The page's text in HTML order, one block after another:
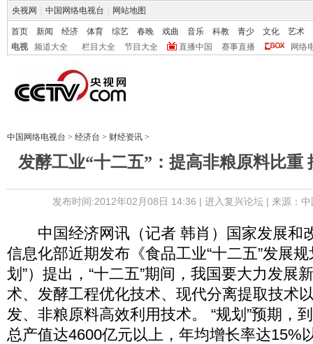
央视网 中国网络电视台 网站地图
首页 新闻 经济 体育 综艺 春晚 戏曲 音乐 科教 青少 文化
艺术
电视
频道大全 栏目大全 节目大全 直播中国 赛事直播 网络
中国网络电视台 > 经济台 > 财经资讯 >
发酵工业“十二五”：提高非粮原料比重
发布时间:2012年02月08日 14:36 | 进入复兴论坛| 来源：
中国经济网讯（记者 韩肖）国家发展和
信息化部近期发布《食品工业“十二五”发展
划”）提出，“十二五”期间，我国要大力发展
术、发酵工程优化技术、现代分离提取技术
发、非粮原料高效利用技术。 “规划”预期，
总产值达4600亿元以上，年均增长率达15%